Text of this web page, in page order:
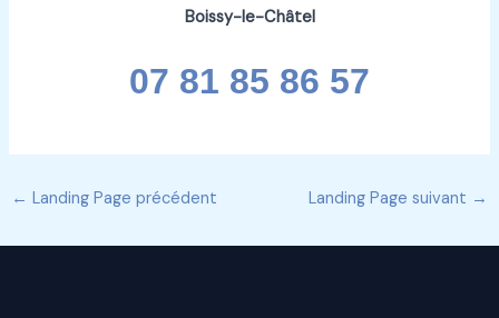
Boissy-le-Châtel
07 81 85 86 57
← Landing Page précédent Landing Page suivant →